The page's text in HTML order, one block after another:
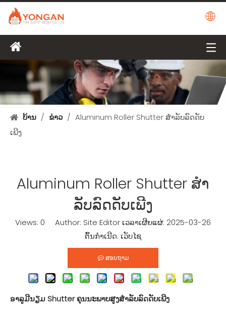
ບ້ານ / ຂ່າວ / Aluminum Roller Shutter ສໍາລັບລົດດັບ
ເພີງ
Aluminum Roller Shutter ສໍາ
ລັບລົດດັບເພີງ
Views: 0 Author: Site Editor ເວລາເຜີຍແຜ່: 2025-03-26
ຕົ້ນກຳເນີດ: ເວັບໄຊ
ສອບຖາມ
ອາລູມີນຽມ Shutter ຄຸນນະພາບສູງສໍາລັບລົດດັບເພີງ